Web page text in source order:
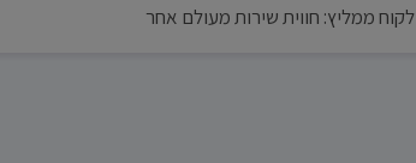
לקוח ממליץ: חווית שירות מעולם אחר